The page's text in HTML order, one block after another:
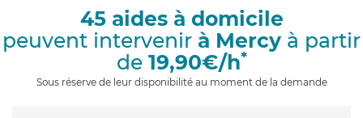
i
45 aides à domicile
peuvent intervenir à Mercy à partir
de 19,90€/h*
Sous réserve de leur disponibilité au moment de la demande